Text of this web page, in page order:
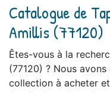
Catalogue de
Amillis (77120)
Êtes-vous à la
(77120) ? Nous
collection à acheter